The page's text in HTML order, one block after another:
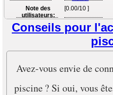
Note des
utilisateurs:
[0.00/10 ]
Conseils pour
Avez-vous envie de
piscine ? Si oui, vous